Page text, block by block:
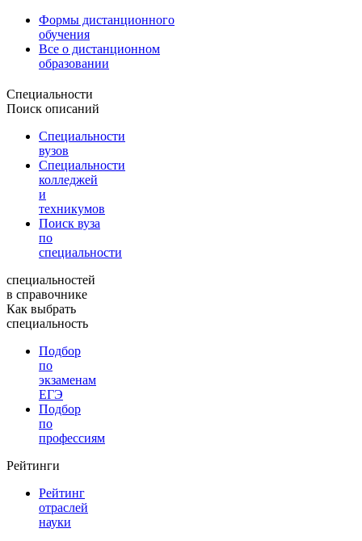
Формы дистанционного
обучения
Все о дистанционном
образовании
Специальности
Поиск описаний
Специальности
вузов
Специальности
колледжей
и
техникумов
Поиск вуза
по
специальности
специальностей
в справочнике
Как выбрать
специальность
Подбор
по
экзаменам
ЕГЭ
Подбор
по
профессиям
Рейтинги
Рейтинг
отраслей
науки